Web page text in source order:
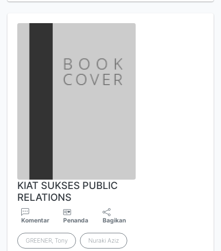
KIAT SUKSES PUBLIC
RELATIONS
Komentar Penanda Bagikan
GREENER, Tony Nuraki Aziz